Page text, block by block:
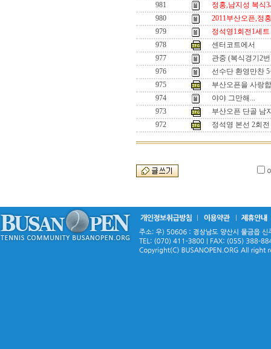
981
정홍,남지성 복식
980
2011부산오픈,정
979
정석영1회전1세
978
센터코트에서
977
관중 (복식경기2
976
선수단 환영만찬
975
부산오픈을 사랑
974
야야 그만해...
973
부산오픈 단골 남
972
정석영 본선 2회